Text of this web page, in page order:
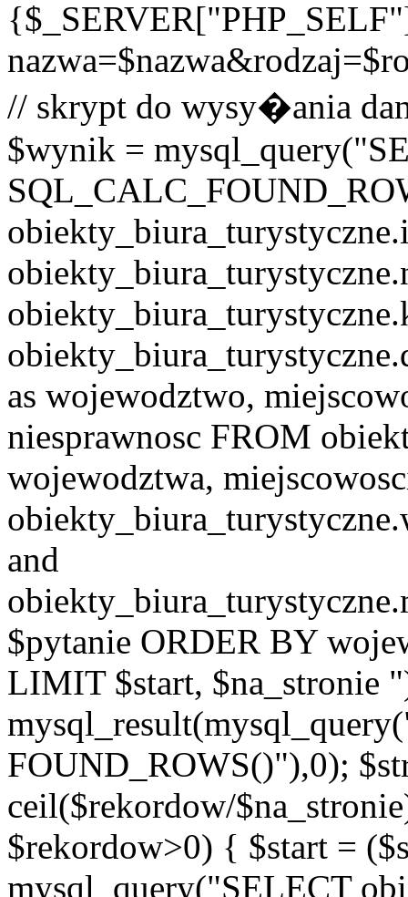
// skrypt do wysy�ania
$wynik =
as wojewodztwo,
niesprawnosc FROM
wojewodztwa,
and
$pytanie ORDER BY
LIMIT $start, $na_stronie
FOUND_ROWS()"),0);
ceil($rekordow/
$rekordow>0) { $start =
mysql_query("SELECT